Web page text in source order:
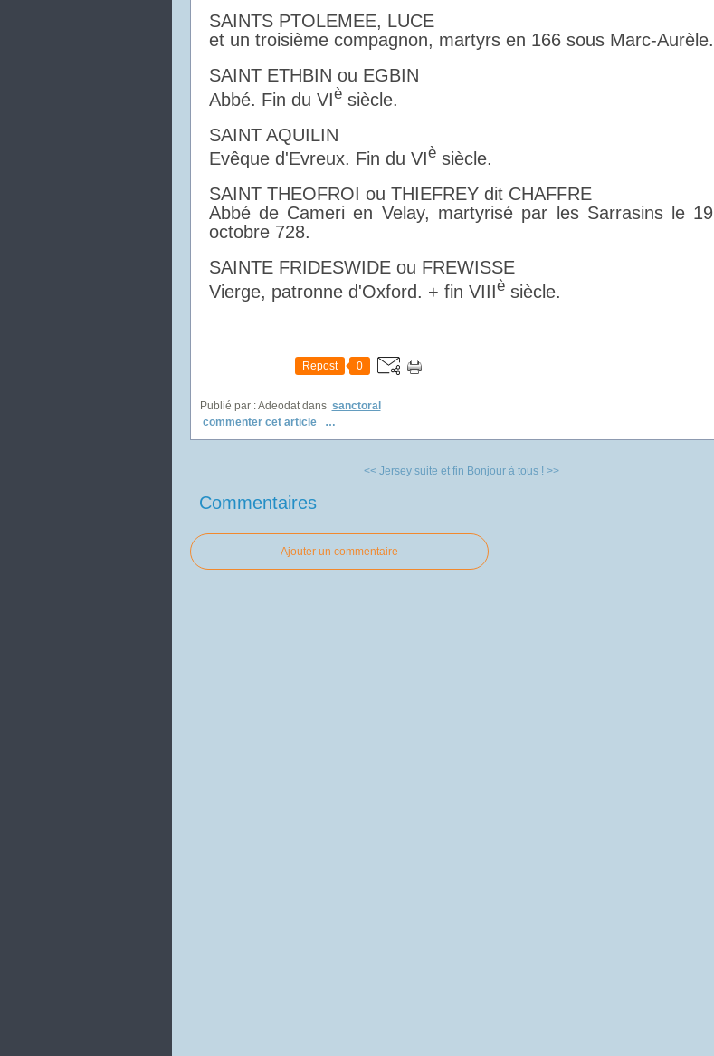
SAINTS PTOLEMEE, LUCE
et un troisième compagnon, martyrs en 166 sous Marc-Aurèle.
SAINT ETHBIN ou EGBIN
Abbé. Fin du VIèsiècle.
SAINT AQUILIN
Evêque d'Evreux. Fin du VIèsiècle.
SAINT THEOFROI ou THIEFREY dit CHAFFRE
Abbé de Cameri en Velay, martyrisé par les Sarrasins le 19
octobre 728.
SAINTE FRIDESWIDE ou FREWISSE
Vierge, patronne d'Oxford. + fin VIIIèsiècle.
Repost 0
Publié par : Adeodat dans sanctoral
commenter cet article
…
<< Jersey suite et fin Bonjour à tous ! >>
Commentaires
Ajouter un commentaire